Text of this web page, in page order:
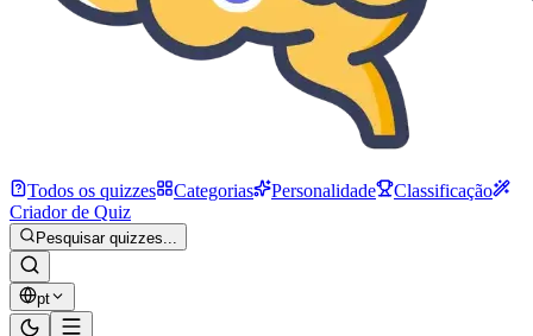
Todos os quizzes Categorias Personalidade
Classificação
Criador de Quiz
Pesquisar quizzes...
pt